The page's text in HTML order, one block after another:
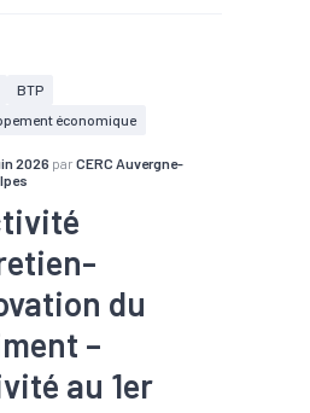
BTP
économique
2026 par CERC Auvergne-
du
–
au 1er